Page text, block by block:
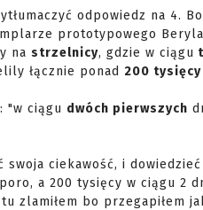
odpowiedz na 4.
prototypowego
na strzelnicy, gdzie w ciągu
łącznie ponad 200
"w ciągu dwóch pierwszych
swoja ciekawość, i
a 200 tysięcy w ciągu 2
zlamiłem bo przegapiłem